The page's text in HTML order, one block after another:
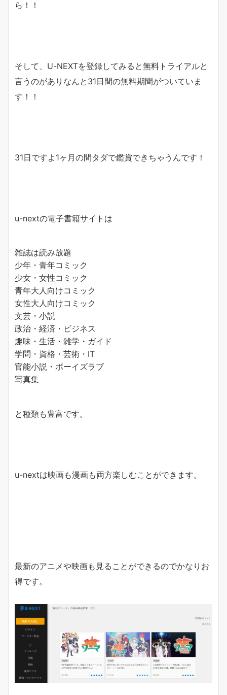
ら！！
そして、U-NEXTを登録してみると無料トライアルと
言うのがありなんと31日間の無料期間がついていま
す！！
31日ですよ1ヶ月の間タダで鑑賞できちゃうんです！
u-nextの電子書籍サイトは
雑誌は読み放題
少年・青年コミック
少女・女性コミック
青年大人向けコミック
女性大人向けコミック
文芸・小説
政治・経済・ビジネス
趣味・生活・雑学・ガイド
学問・資格・芸術・IT
官能小説・ボーイズラブ
写真集
と種類も豊富です。
u-nextは映画も漫画も両方楽しむことができます。
最新のアニメや映画も見ることができるのでかなりお
得です。